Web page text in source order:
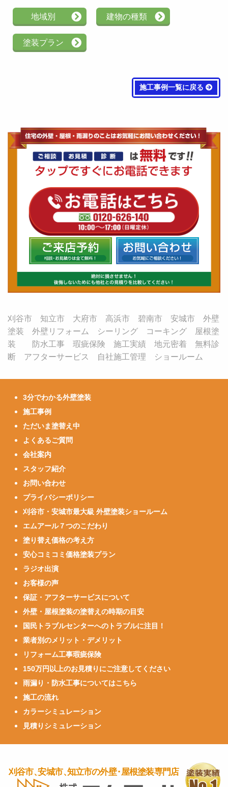
地域別 建物の種類
塗装プラン
施工事例一覧に戻る
刈谷市 知立市 大府市 高浜市 碧南市 安城市 外壁
塗装 外壁リフォーム シーリング コーキング 屋根塗
装 防水工事 瑕疵保険 施工実績 地元密着 無料診
断 アフターサービス 自社施工管理 ショールーム
3分でわかる外壁塗装
施工事例
ただいま塗替え中
よくあるご質問
会社案内
スタッフ紹介
お問い合わせ
プライバシーポリシー
刈谷市・安城市最大級 外壁塗装ショールーム
エムアール７つのこだわり
塗り替え価格の考え方
安心コミコミ価格塗装プラン
ラジオ出演
お客様の声
保証・アフターサービスについて
外壁・屋根塗装の塗替えの時期の目安
国民トラブルセンターへのトラブルに注目！
業者別のメリット・デメリット
リフォーム工事瑕疵保険
150万円以上のお見積りにご注意してください
雨漏り・防水工事についてはこちら
施工の流れ
カラーシミュレーション
見積りシミュレーション